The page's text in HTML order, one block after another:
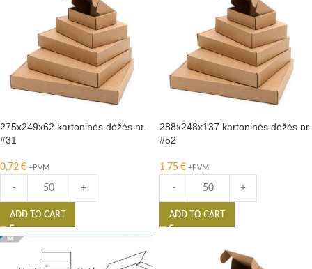
275x249x62 kartoninės dėžės nr.
#31
0,72 € +PVM
- +
ADD TO CART
288x248x137 kartoninės dėžės nr.
#52
1,75 € +PVM
- +
ADD TO CART